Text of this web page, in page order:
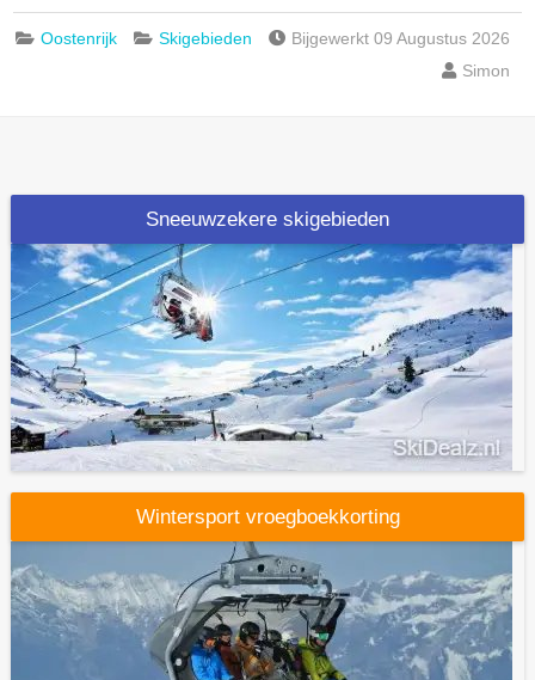
Oostenrijk Skigebieden
Bijgewerkt 09 Augustus 2026
Simon
Sneeuwzekere skigebieden
Wintersport vroegboekkorting